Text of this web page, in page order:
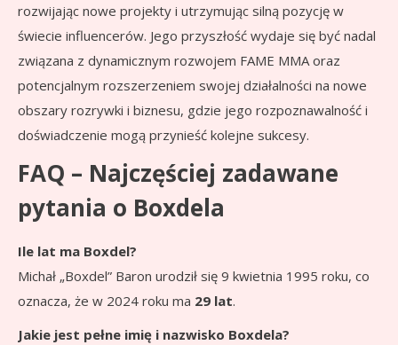
rozwijając nowe projekty i utrzymując silną pozycję w
świecie influencerów. Jego przyszłość wydaje się być nadal
związana z dynamicznym rozwojem FAME MMA oraz
potencjalnym rozszerzeniem swojej działalności na nowe
obszary rozrywki i biznesu, gdzie jego rozpoznawalność i
doświadczenie mogą przynieść kolejne sukcesy.
FAQ – Najczęściej zadawane
pytania o Boxdela
Ile lat ma Boxdel?
Michał „Boxdel” Baron urodził się 9 kwietnia 1995 roku, co
oznacza, że w 2024 roku ma 29 lat.
Jakie jest pełne imię i nazwisko Boxdela?